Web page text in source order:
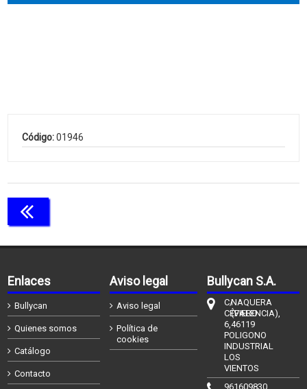
Código:01946
Enlaces
Bullycan
Quienes somos
Catálogo
Contacto
Aviso legal
Aviso legal
Política de
cookies
Bullycan S.A.
C/
CÉFIERO
6,
POLIGONO
INDUSTRIAL
LOS
VIENTOS
NAQUERA
(VALENCIA),
46119
961609830